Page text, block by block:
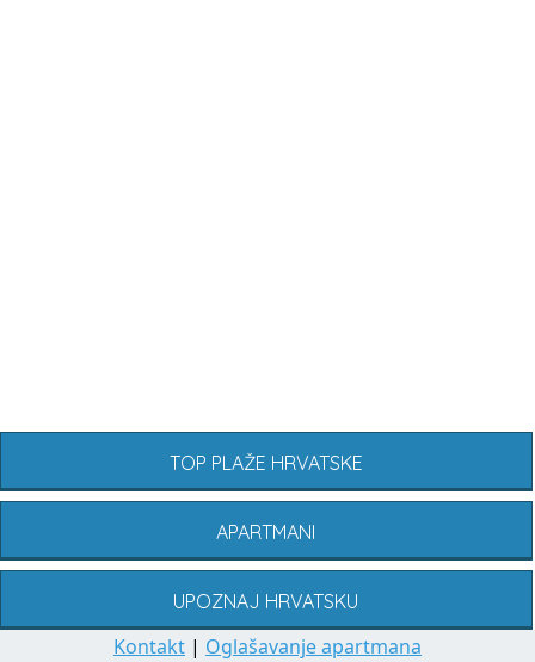
TOP PLAŽE HRVATSKE
APARTMANI
UPOZNAJ HRVATSKU
Kontakt | Oglašavanje apartmana